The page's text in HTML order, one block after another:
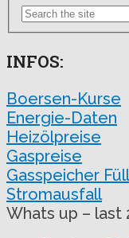
INFOS:
Boersen-Kurse
Energie-Daten
Heizölpreise
Gaspreise
Gasspeicher
Stromausfall
Whats up – last